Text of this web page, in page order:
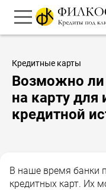
Кредитные карты
Возможно ли
на карту для
кредитной
В наше время банки
кредитных карт. Их